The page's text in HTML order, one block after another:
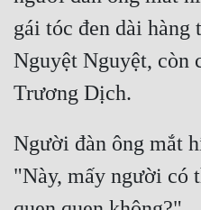
gái tóc đen dài hàng
Nguyệt Nguyệt, còn
Người đàn ông mắt
"Này, mấy người có